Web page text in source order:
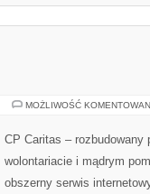
MOŻLIWOŚĆ
CP Caritas – rozbudowany
wolontariacie i mądrym
obszerny serwis